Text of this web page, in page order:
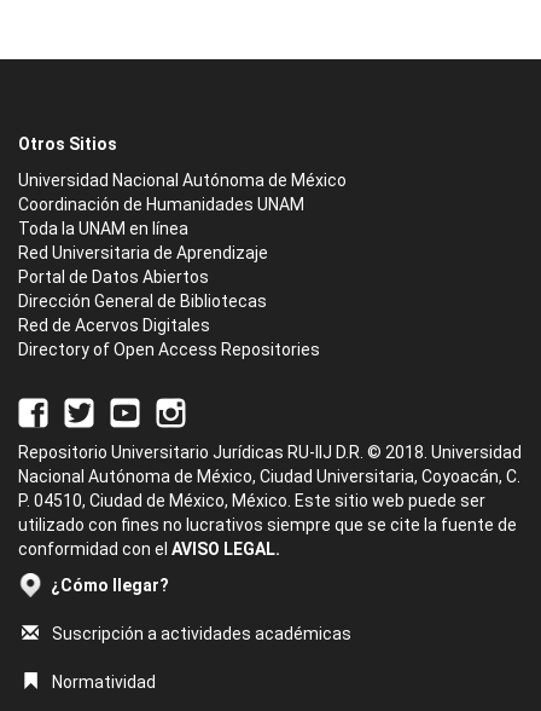
Otros Sitios
Universidad Nacional Autónoma de México
Coordinación de Humanidades UNAM
Toda la UNAM en línea
Red Universitaria de Aprendizaje
Portal de Datos Abiertos
Dirección General de Bibliotecas
Red de Acervos Digitales
Directory of Open Access Repositories
Repositorio Universitario Jurídicas RU-IIJ D.R. © 2018. Universidad
Nacional Autónoma de México, Ciudad Universitaria, Coyoacán, C.
P. 04510, Ciudad de México, México. Este sitio web puede ser
utilizado con fines no lucrativos siempre que se cite la fuente de
conformidad con el AVISO LEGAL.
¿Cómo llegar?
Suscripción a actividades académicas
Normatividad